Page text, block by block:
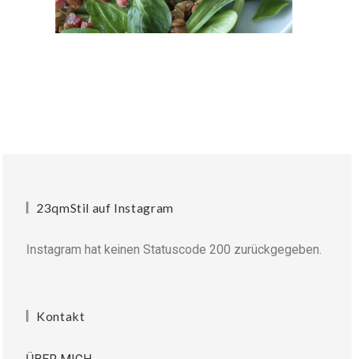
23qmStil auf Instagram
Instagram hat keinen Statuscode 200 zurückgegeben.
Kontakt